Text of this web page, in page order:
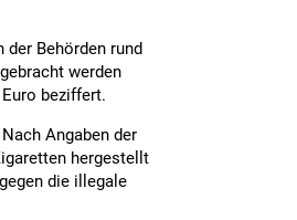
der Behörden rund
werden
beziffert.
Angaben der
hergestellt
die illegale